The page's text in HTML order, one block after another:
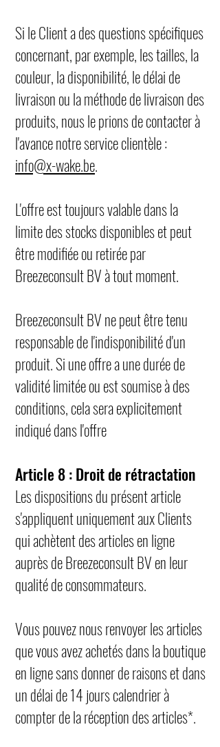
Si le Client a des questions spécifiques
concernant, par exemple, les tailles, la
couleur, la disponibilité, le délai de
livraison ou la méthode de livraison des
produits, nous le prions de contacter à
l'avance notre service clientèle :
info@x-wake.be.
L'offre est toujours valable dans la
limite des stocks disponibles et peut
être modifiée ou retirée par
Breezeconsult BV à tout moment.
Breezeconsult BV ne peut être tenu
responsable de l'indisponibilité d'un
produit. Si une offre a une durée de
validité limitée ou est soumise à des
conditions, cela sera explicitement
indiqué dans l'offre
Article 8 : Droit de rétractation
Les dispositions du présent article
s'appliquent uniquement aux Clients
qui achètent des articles en ligne
auprès de Breezeconsult BV en leur
qualité de consommateurs.
Vous pouvez nous renvoyer les articles
que vous avez achetés dans la boutique
en ligne sans donner de raisons et dans
un délai de 14 jours calendrier à
compter de la réception des articles*.